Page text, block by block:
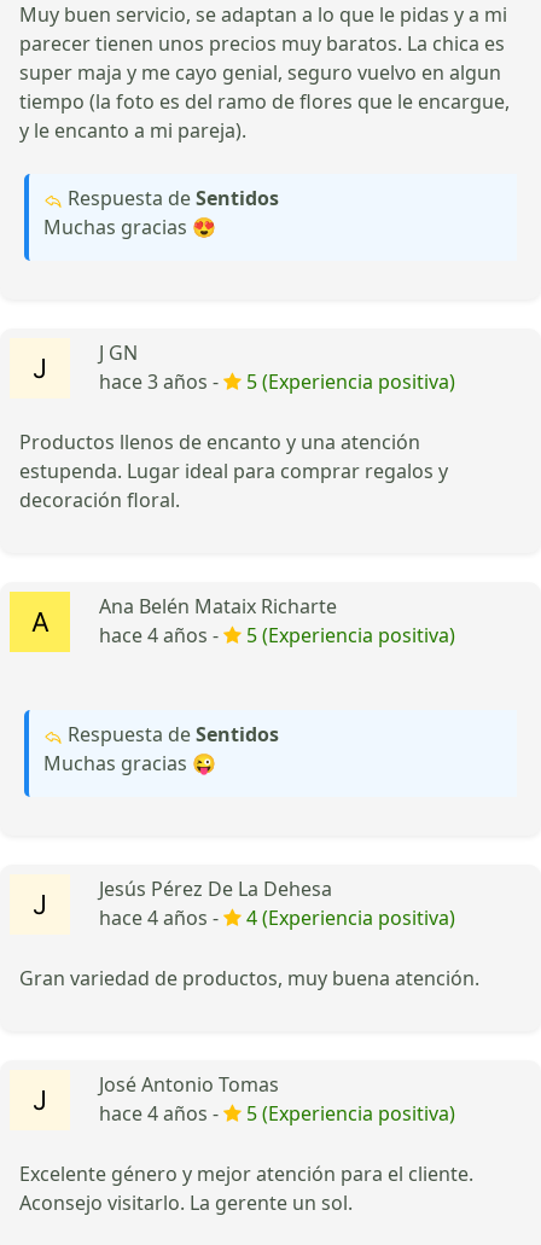
Muy buen servicio, se adaptan a lo que le pidas y a mi
parecer tienen unos precios muy baratos. La chica es
super maja y me cayo genial, seguro vuelvo en algun
tiempo (la foto es del ramo de flores que le encargue,
y le encanto a mi pareja).
Respuesta deSentidos
Muchas gracias 😍
J GN
hace 3 años -
5 (Experiencia positiva)
Productos llenos de encanto y una atención
estupenda. Lugar ideal para comprar regalos y
decoración floral.
Ana Belén Mataix Richarte
hace 4 años -
5 (Experiencia positiva)
Respuesta deSentidos
Muchas gracias 😜
Jesús Pérez De La Dehesa
hace 4 años -
4 (Experiencia positiva)
Gran variedad de productos, muy buena atención.
José Antonio Tomas
hace 4 años -
5 (Experiencia positiva)
Excelente género y mejor atención para el cliente.
Aconsejo visitarlo. La gerente un sol.